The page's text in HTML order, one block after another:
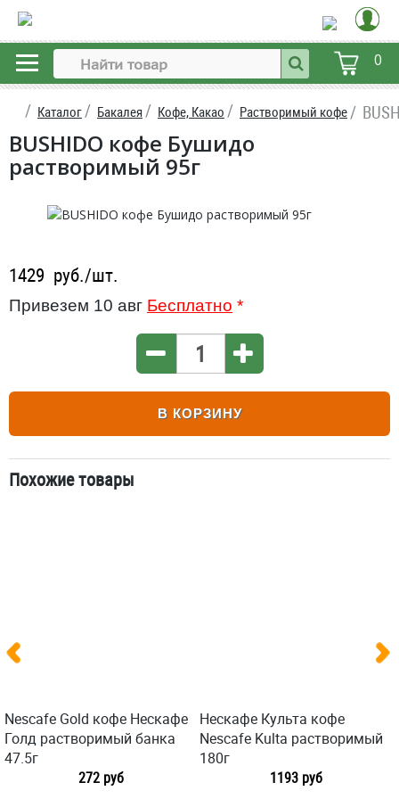
0
Каталог Бакалея Кофе, Какао Растворимый кофе
BUSHIDO кофе Бушидо
растворимый 95г
1429 руб./шт.
Привезем 10 авг Бесплатно *
В КОРЗИНУ
Похожие товары
Nescafe Gold кофе Нескафе
Голд растворимый банка
47.5г
272 руб
Нескафе Культа кофе
Nescafe Kulta растворимый
180г
1193 руб